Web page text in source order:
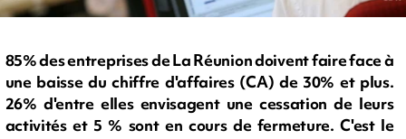
85% des entreprises de La Réunion doivent faire face à
une baisse du chiffre d'affaires (CA) de 30% et plus.
26% d'entre elles envisagent une cessation de leurs
activités et 5 % sont en cours de fermeture. C'est le